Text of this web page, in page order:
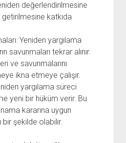
değerlendirilmesine
katkıda
Yeniden yargılama
savunmaları tekrar alınır.
ve savunmalarını
ikna etmeye çalışır.
yargılama süreci
yeni bir hüküm verir. Bu
kararına uygun
bir şekilde olabilir.